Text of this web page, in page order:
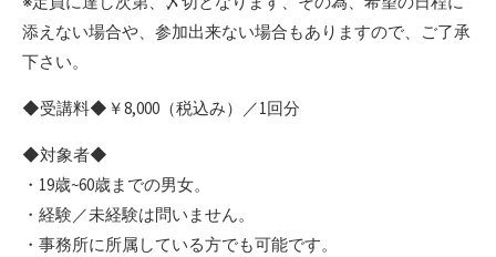
添えない場合や、参加出来ない場合もありますので、ご了承
下さい。
◆受講料◆￥8,000（税込み）／1回分
◆対象者◆
・19歳~60歳までの男女。
・経験／未経験は問いません。
・事務所に所属している方でも可能です。